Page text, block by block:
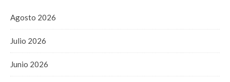
Agosto 2026
Julio 2026
Junio 2026